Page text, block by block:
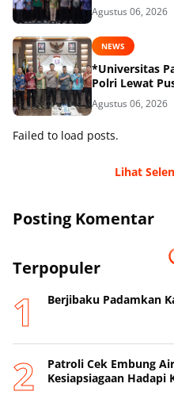
Agustus 06, 2026
NEWS
*Universitas
Polri Lewat
Agustus 06, 2026
Failed to load posts.
Lihat
Posting Komentar
Terpopuler
Berjibaku Padamkan
Patroli Cek Embung
Kesiapsiagaan Hadapi